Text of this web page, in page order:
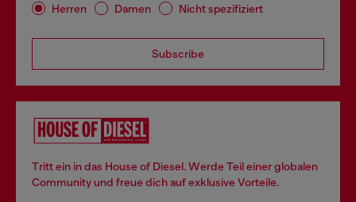
Herren Damen Nicht spezifiziert
Subscribe
Tritt ein in das House of Diesel. Werde Teil einer globalen
Community und freue dich auf exklusive Vorteile.